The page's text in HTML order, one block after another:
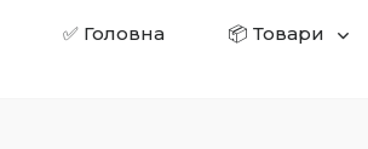
✅ Головна 📦 Товари